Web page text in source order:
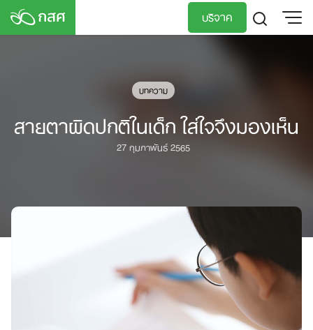
Skip
บริจาค
บทความ
สายตาผิดปกติในเด็ก ใส่ใจจึงมองเห็น
27 กุมภาพันธ์ 2565